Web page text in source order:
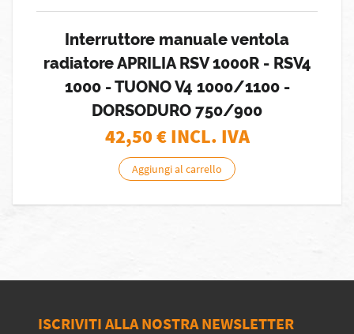
Interruttore manuale ventola
radiatore APRILIA RSV 1000R - RSV4
1000 - TUONO V4 1000/1100 -
DORSODURO 750/900
42,50€ INCL. IVA
Aggiungi al carrello
ISCRIVITI ALLA NOSTRA NEWSLETTER